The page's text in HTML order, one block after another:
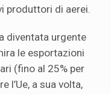
produttori di aerei.
diventata urgente
le esportazioni
(fino al 25% per
l’Ue, a sua volta,